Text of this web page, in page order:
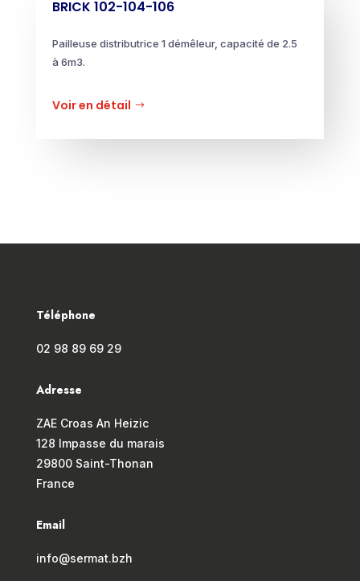
BRICK 102-104-106
Pailleuse distributrice 1 démêleur, capacité de 2.5
à 6m3.
Voir en détail
Téléphone
02 98 89 69 29
Adresse
ZAE Croas An Heizic
128 Impasse du marais
29800 Saint-Thonan
France
Email
info@sermat.bzh